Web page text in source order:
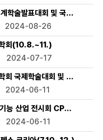
학술발표대회 및 국제 심포
2024-08-26
회(10.8.~11.)
2024-07-17
회 국제학술대회 및 정기학
2024-06-11
기능 산업 전시회 CPHI/ Hi
2024-06-11